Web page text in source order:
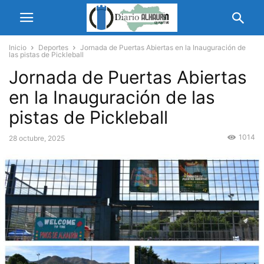
Inicio Deportes
Jornada de Puertas Abiertas en la Inauguración de
las pistas de Pickleball
Jornada de Puertas Abiertas
en la Inauguración de las
pistas de Pickleball
28 octubre, 2025 1014